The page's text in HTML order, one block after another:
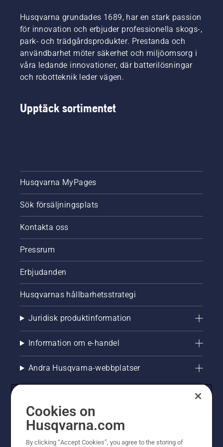
svärd
och
kedja
lång
livslängd.
Följ
anvisningarna
videon
för att
fungerar
som det
ska.
Börja
med att
oljenivån.
och se
till att
kedjebromsen
är av.
Varva
några
centimeter
från
Olja på
indikerar
smörjsystemet
Och de
ställer
otroligt
höga
krav på
sin
utrustning.
visas i
den här
videon.
Husqvarna grundades 1689, har en stark passion
för innovation och erbjuder professionella skogs-,
park- och trädgårdsprodukter. Prestanda och
användbarhet möter säkerhet och miljöomsorg i
våra ledande innovationer, där batterilösningar
och robotteknik leder vägen.
Upptäck sortimentet
Husqvarna MyPages
Sök försäljningsplats
Kontakta oss
Pressrum
Erbjudanden
Husqvarnas hållbarhetsstrategi
Juridisk produktinformation
Information om e-handel
Andra Husqvarna-webbplatser
Cookies on
Husqvarna.com
By clicking “Accept Cookies”, you agree to the storing of